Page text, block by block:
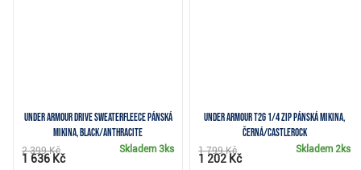
Under Armour Drive SweaterFleece pánská
mikina, black/anthracite
Skladem3ks
2 399 Kč
1 636 Kč
Under Armour T2G 1/4 Zip pánská mikina,
černá/castlerock
Skladem 2ks
1 799 Kč
1 202 Kč